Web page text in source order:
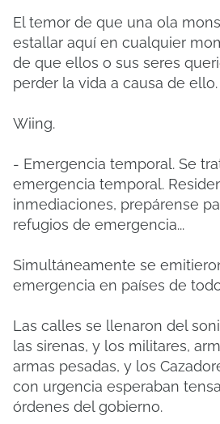
El temor de que una ola
estallar aquí en cualquier
de que ellos o sus seres
perder la vida a causa de ello.
Wiing.
- Emergencia temporal. Se
emergencia temporal.
inmediaciones, prepárense
refugios de emergencia...
Simultáneamente se
emergencia en países de
Las calles se llenaron del
las sirenas, y los militares,
armas pesadas, y los
con urgencia esperaban
órdenes del gobierno.